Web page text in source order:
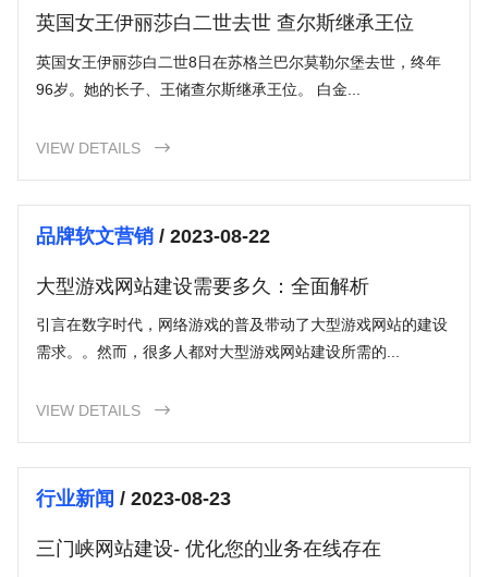
英国女王伊丽莎白二世去世 查尔斯继承王位
英国女王伊丽莎白二世8日在苏格兰巴尔莫勒尔堡去世，终年
96岁。她的长子、王储查尔斯继承王位。 白金...
VIEW DETAILS 
品牌软文营销/ 2023-08-22
大型游戏网站建设需要多久：全面解析
引言在数字时代，网络游戏的普及带动了大型游戏网站的建设
需求。。然而，很多人都对大型游戏网站建设所需的...
VIEW DETAILS 
行业新闻/ 2023-08-23
三门峡网站建设- 优化您的业务在线存在